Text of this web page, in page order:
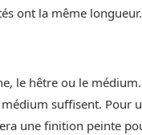
ont la même longueur.
le hêtre ou le
suffisent. Pour
une finition peinte